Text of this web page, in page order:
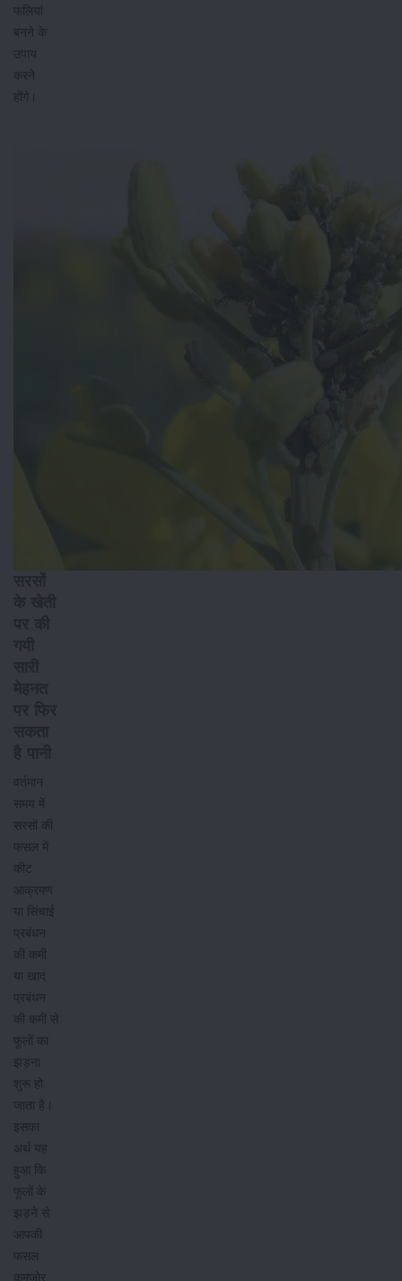
फलियां
बनने के
उपाय
करने
होंगे।
वर्तमान
समय में
सरसों की
फसल में
कीट
आक्रमण
या सिंचाई
प्रबंधन
की कमी
या खाद
प्रबंधन
की कमी से
फूलों का
झड़ना
शुरू हो
जाता है।
इसका
अर्थ यह
हुआ कि
फूलों के
झड़ने से
आपकी
फसल
कमजोर